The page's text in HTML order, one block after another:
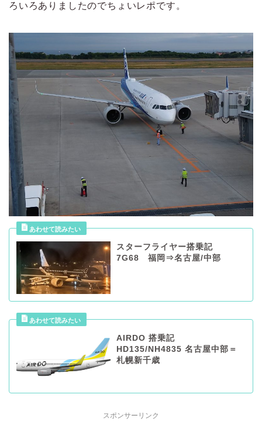
ろいろありましたのでちょいレポです。
スターフライヤー搭乗記
7G68 福岡⇒名古屋/中部
AIRDO 搭乗記
HD135/NH4835 名古屋中部＝
札幌新千歳
スポンサーリンク